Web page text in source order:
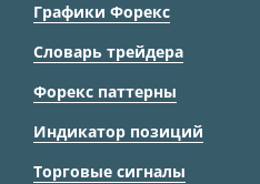
Графики Форекс
Словарь трейдера
Форекс паттерны
Индикатор позиций
Торговые сигналы